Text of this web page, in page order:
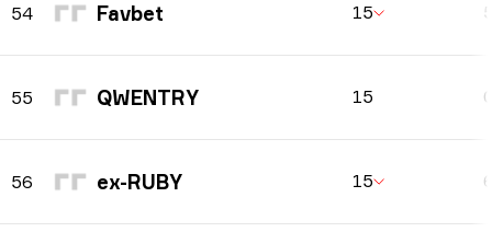
54 Favbet 15
55 QWENTRY 15
56 ex-RUBY 15